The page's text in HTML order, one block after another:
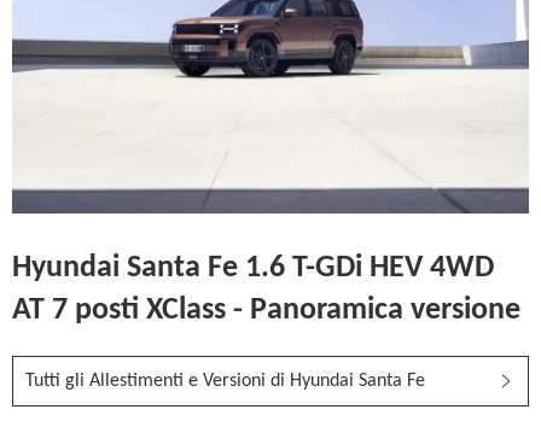
Hyundai Santa Fe 1.6 T-GDi HEV 4WD
AT 7 posti XClass - Panoramica versione
Tutti gli Allestimenti e Versioni di Hyundai Santa Fe